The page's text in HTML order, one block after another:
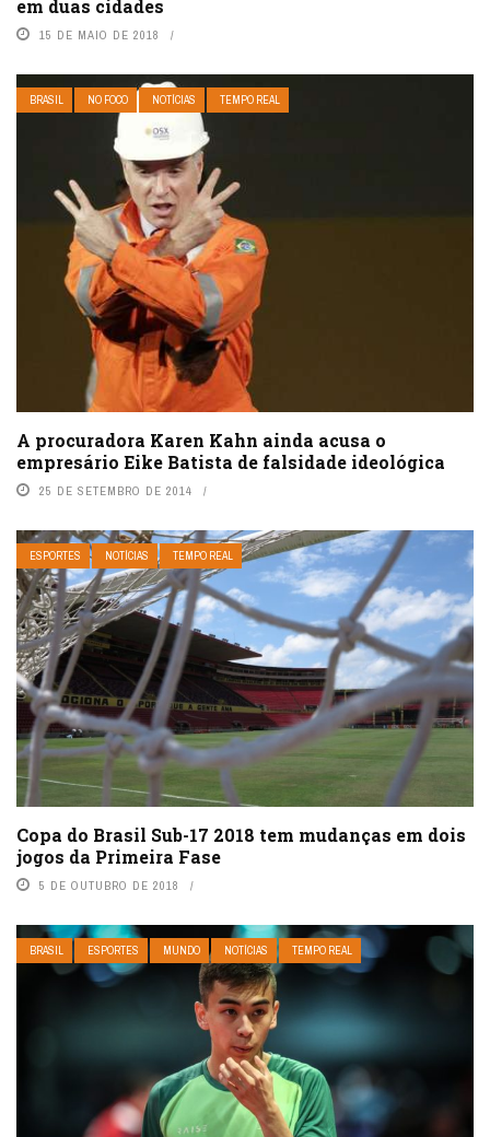
em duas cidades
15 DE MAIO DE 2018
BRASIL NO FOCO NOTÍCIAS TEMPO REAL
A procuradora Karen Kahn ainda acusa o
empresário Eike Batista de falsidade ideológica
25 DE SETEMBRO DE 2014
ESPORTES NOTÍCIAS TEMPO REAL
Copa do Brasil Sub-17 2018 tem mudanças em dois
jogos da Primeira Fase
5 DE OUTUBRO DE 2018
BRASIL ESPORTES MUNDO NOTÍCIAS TEMPO REAL